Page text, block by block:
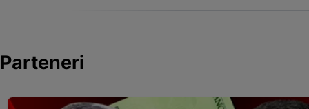
Parteneri